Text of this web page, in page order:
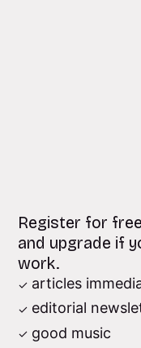
Register for
and upgrade if
work.
articles
editorial
good music